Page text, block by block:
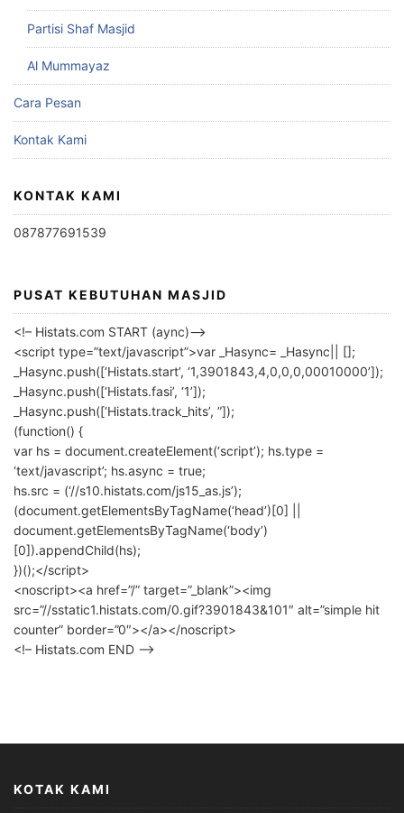
Partisi Shaf Masjid
Al Mummayaz
Cara Pesan
Kontak Kami
KONTAK KAMI
087877691539
PUSAT KEBUTUHAN MASJID
<!– Histats.com START (aync)–>
<script type=”text/javascript”>var _Hasync= _Hasync|| [];
_Hasync.push([‘Histats.start’, ‘1,3901843,4,0,0,0,00010000’]);
_Hasync.push([‘Histats.fasi’, ‘1’]);
_Hasync.push([‘Histats.track_hits’, ”]);
(function() {
var hs = document.createElement(‘script’); hs.type =
‘text/javascript’; hs.async = true;
hs.src = (‘//s10.histats.com/js15_as.js’);
(document.getElementsByTagName(‘head’)[0] ||
document.getElementsByTagName(‘body’)
[0]).appendChild(hs);
})();</script>
<noscript><a href=”/” target=”_blank”><img
src=”//sstatic1.histats.com/0.gif?3901843&101″ alt=”simple hit
counter” border=”0″></a></noscript>
<!– Histats.com END –>
KOTAK KAMI